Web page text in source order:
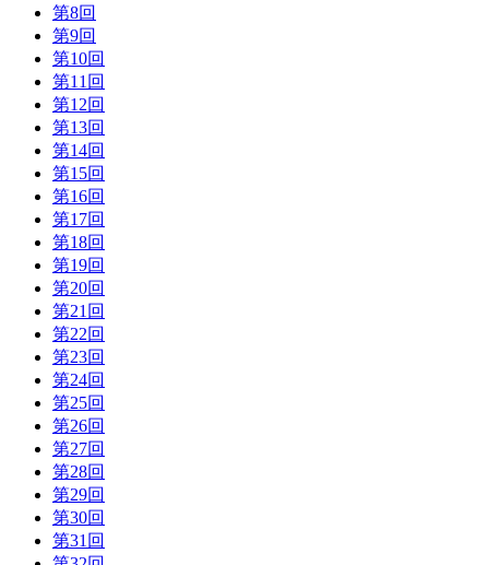
第8回
第9回
第10回
第11回
第12回
第13回
第14回
第15回
第16回
第17回
第18回
第19回
第20回
第21回
第22回
第23回
第24回
第25回
第26回
第27回
第28回
第29回
第30回
第31回